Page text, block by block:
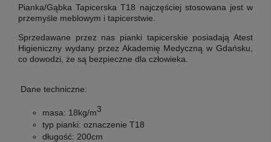
Pianka/Gąbka Tapicerska T18 najczęściej stosowana jest w
przemyśle meblowym i tapicerstwie.
Sprzedawane przez nas pianki tapicerskie posiadają Atest
Higieniczny wydany przez Akademię Medyczną w Gdańsku,
co dowodzi, że są bezpieczne dla człowieka.
Dane techniczne:
masa: 18kg/m3
typ pianki: oznaczenie T18
długość: 200cm